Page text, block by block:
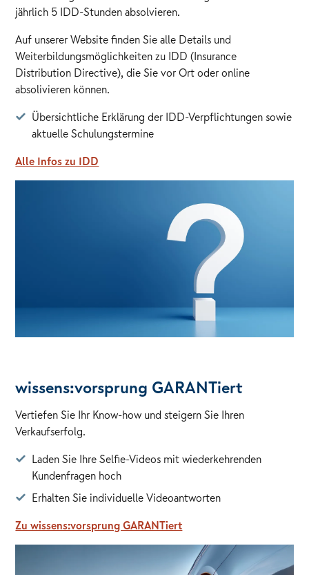
jährlich 5 IDD-Stunden absolvieren.
Auf unserer Website finden Sie alle Details und
Weiterbildungsmöglichkeiten zu IDD (Insurance
Distribution Directive), die Sie vor Ort oder online
absolivieren können.
Übersichtliche Erklärung der IDD-Verpflichtungen sowie
aktuelle Schulungstermine
Alle Infos zu IDD
wissens:vorsprung GARANTiert
Vertiefen Sie Ihr Know-how und steigern Sie Ihren
Verkaufserfolg.
Laden Sie Ihre Selfie-Videos mit wiederkehrenden
Kundenfragen hoch
Erhalten Sie individuelle Videoantworten
Zu wissens:vorsprung GARANTiert